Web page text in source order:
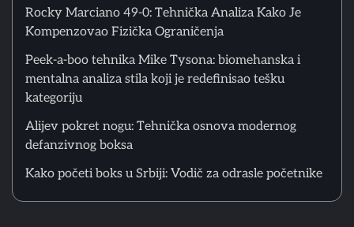
funkcioniše u sparingu
Matthew Lopez
1
Stilovi Boksa: Zašto Određene Taktike Sistematski
2
Rocky Marciano 49-0: Tehnička Analiza Kako Je
Matthew Lopez
Rocky Marciano 49-0: Tehnička Analiza Kako Je
Kompenzovao Fizička Ograničenja
Peek-a-boo tehnika Mike Tysona: biomehanska i
mentalna analiza stila koji je redefinisao tešku
kategoriju
Alijev pokret nogu: Tehnička osnova modernog
defanzivnog boksa
Kako početi boks u Srbiji: Vodič za odrasle početnike